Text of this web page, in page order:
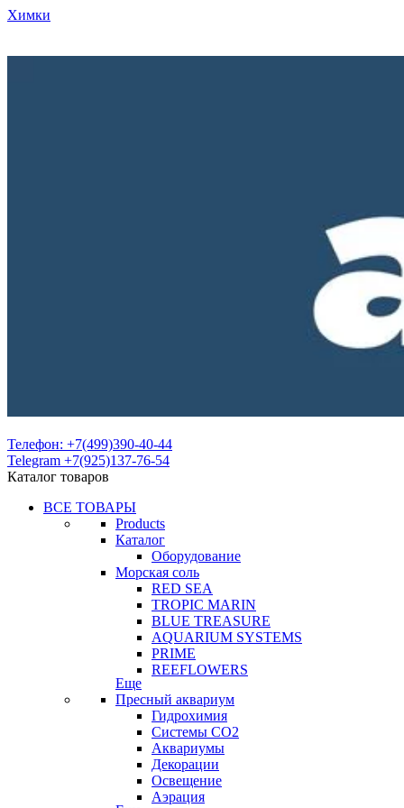
Химки
Телефон: +7(499)390-40-44
Telegram +7(925)137-76-54
Каталог товаров
ВСЕ ТОВАРЫ
Products
Каталог
Оборудование
Морская соль
RED SEA
TROPIC MARIN
BLUE TREASURE
AQUARIUM SYSTEMS
PRIME
REEFLOWERS
Еще
Пресный аквариум
Гидрохимия
Системы СО2
Аквариумы
Декорации
Освещение
Аэрация